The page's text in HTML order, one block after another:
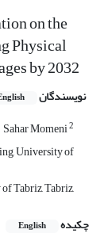
on the
Physical
by 2032
نویسندگان
Sahar Momeni2
University of
Tabriz, Tabriz,
چکیده
English